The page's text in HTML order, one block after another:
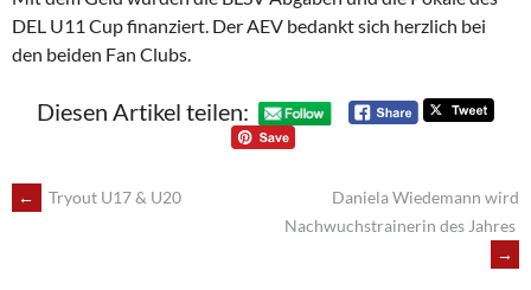
DEL U11 Cup finanziert. Der AEV bedankt sich herzlich bei
den beiden Fan Clubs.
Diesen Artikel teilen:
POST
← Tryout U17 & U20
Daniela Wiedemann wird
Nachwuchstrainerin des Jahres
→